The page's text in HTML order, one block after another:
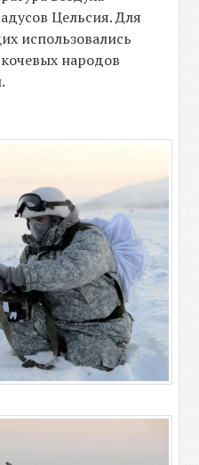
Цельсия. Для
использовались
народов